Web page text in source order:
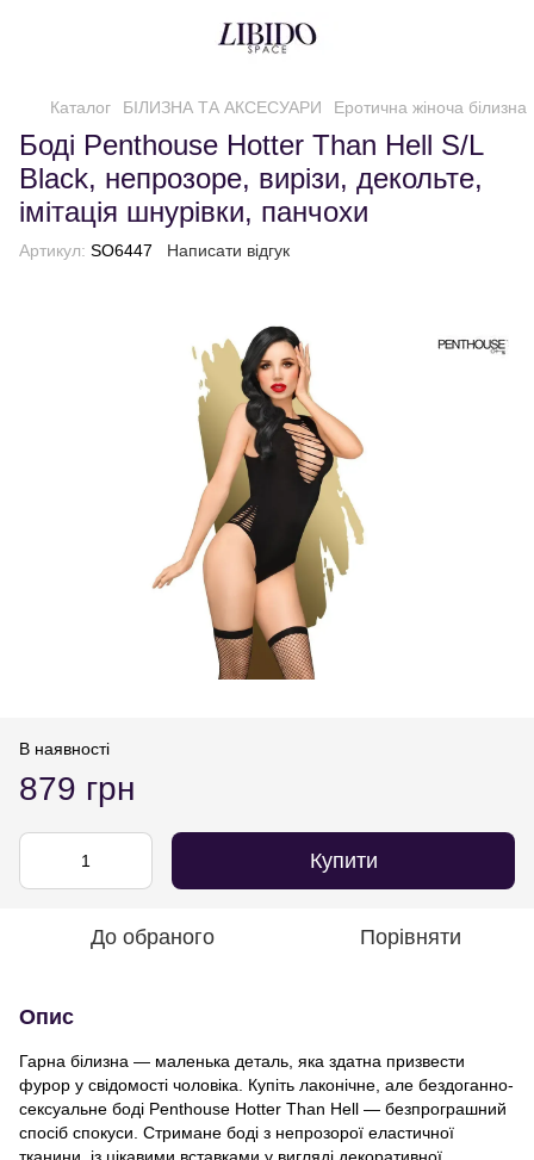
Каталог БІЛИЗНА ТА АКСЕСУАРИ Еротична жіноча білизна
Боді Penthouse Hotter Than Hell S/L
Black, непрозоре, вирізи, декольте,
імітація шнурівки, панчохи
Артикул: SO6447 Написати відгук
В наявності
879 грн
Купити
До обраного Порівняти
Опис
Гарна білизна — маленька деталь, яка здатна призвести
фурор у свідомості чоловіка. Купіть лаконічне, але бездоганно-
сексуальне боді Penthouse Hotter Than Hell — безпрограшний
спосіб спокуси. Стримане боді з непрозорої еластичної
тканини, із цікавими вставками у вигляді декоративної